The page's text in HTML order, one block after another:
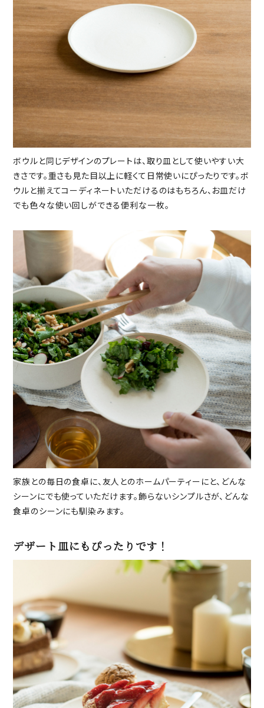
ボウルと同じデザインのプレートは、取り皿として使いやすい大
きさです。重さも見た目以上に軽くて日常使いにぴったりです。ボ
ウルと揃えてコーディネートいただけるのはもちろん、お皿だけ
でも色々な使い回しができる便利な一枚。
家族との毎日の食卓に、友人とのホームパーティーにと、どんな
シーンにでも使っていただけます。飾らないシンプルさが、どんな
食卓のシーンにも馴染みます。
デザート皿にもぴったりです！